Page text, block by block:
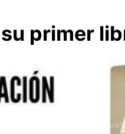
primer